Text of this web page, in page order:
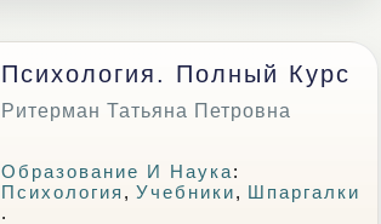
Психология. Полный Курс
Ритерман Татьяна Петровна
Образование И Наука:
Психология ,Учебники, Шпаргалки
.